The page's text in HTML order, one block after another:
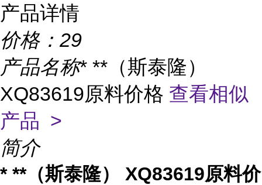
产品详情
价格： 29
产品名称* **（斯泰隆）
XQ83619原料价格 查看相似
产品 >
简介
* **（斯泰隆） XQ83619原料价